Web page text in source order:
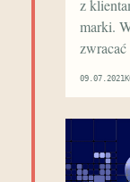
z
marki.
09.07.2021